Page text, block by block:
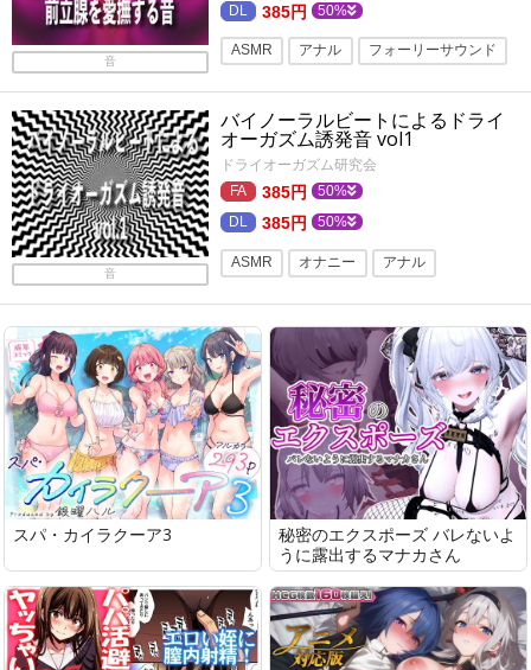
音
385円 50%
ASMR アナル フォーリーサウンド
バイノーラル 癒し オナニー
メスイキ
音
バイノーラルビートによるドライ
オーガズム誘発音 vol1
ドライオーガズム研究会
385円 50%
385円 50%
ASMR オナニー アナル
癒し
スパ・カイラクーア3
秘密のエクスポーズ バレないよ
うに露出するマナカさん